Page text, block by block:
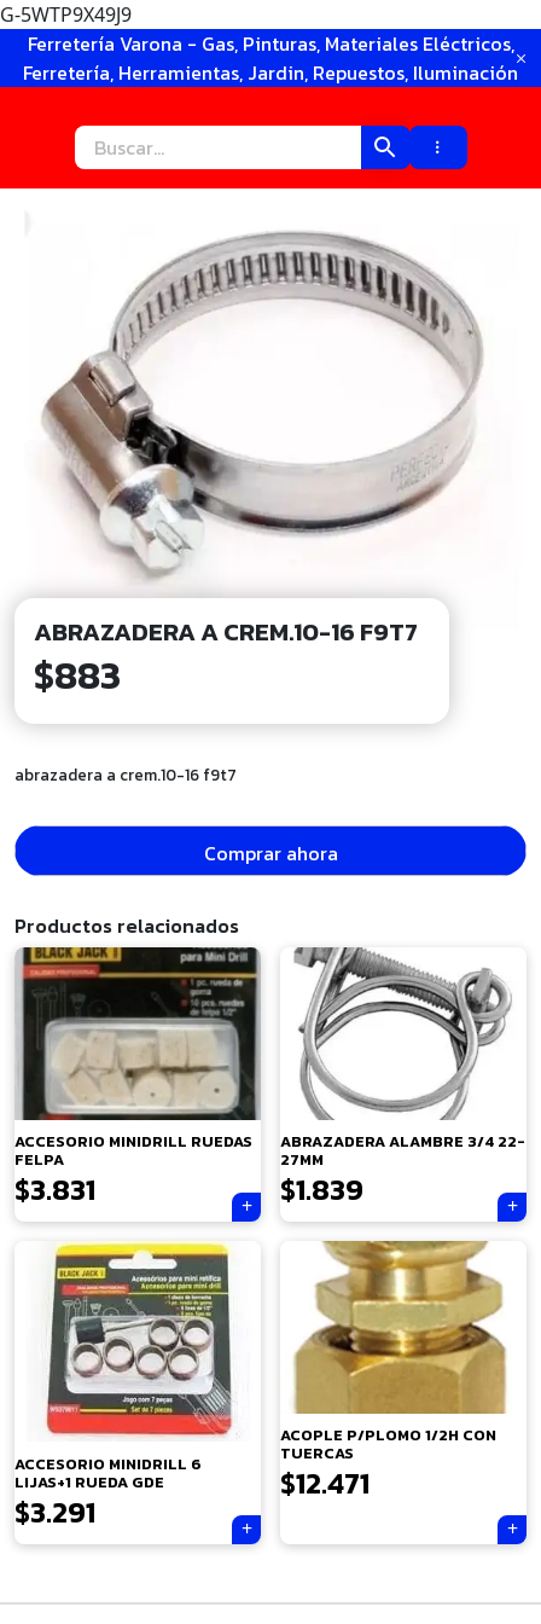
G-5WTP9X49J9
Ferretería Varona - Gas, Pinturas, Materiales Eléctricos,
Ferretería, Herramientas, Jardin, Repuestos, Iluminación
ABRAZADERA A CREM.10-16 F9T7
$883
abrazadera a crem.10-16 f9t7
Comprar ahora
Productos relacionados
ACCESORIO MINIDRILL RUEDAS
FELPA
$3.831
ABRAZADERA ALAMBRE 3/4 22-
27MM
$1.839
ACCESORIO MINIDRILL 6
LIJAS+1 RUEDA GDE
$3.291
ACOPLE P/PLOMO 1/2H CON
TUERCAS
$12.471
×
Tu carrito está vacío.